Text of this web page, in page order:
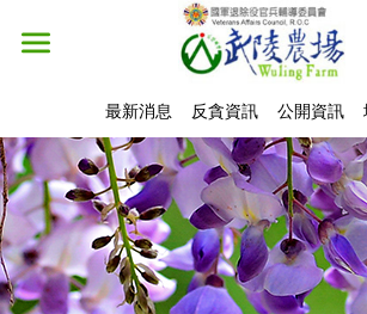
最新消息 反貪資訊 公開資訊